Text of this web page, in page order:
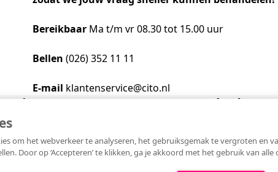
om het webverkeer te analyseren, het gebruiksgemak te vergroten en
Door op ‘Accepteren’ te klikken, ga je akkoord met het gebruik van
Snel naar
Academische Woordenschattoets
Onze opdrachtgevers
Alfa-toetsen Volwassenenonderwijs
Saila Kiriwenno-Dovermann
Toetstechnische
Bereikbaar Ma t/m vr 08.30 tot 15.00 uur
Bellen (026) 352 11 11
E-mail klantenservice@cito.nl
Cito Bezoekadres